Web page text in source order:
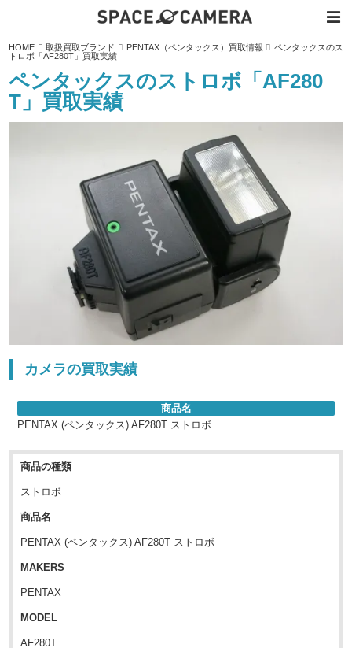
容
ッ
HOME 取扱買取ブランド PENTAX（ペンタックス）買取情報
ペンタックスのス
トロボ「AF280T」買取実績
ペンタックスのストロボ「AF280
T」買取実績
カメラの買取実績
商品名
PENTAX (ペンタックス) AF280T ストロボ
商品の種類
ストロボ
商品名
PENTAX (ペンタックス) AF280T ストロボ
MAKERS
PENTAX
MODEL
AF280T